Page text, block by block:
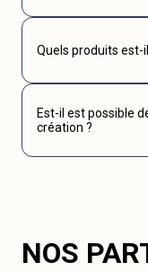
Quels produits est-
Est-il est possible
création ?
NOS